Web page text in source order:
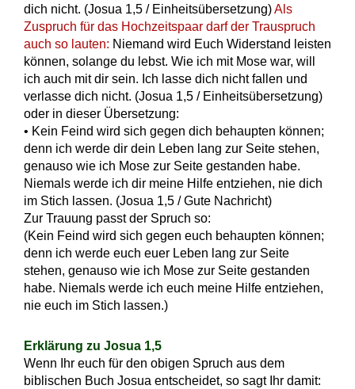
dich nicht. (Josua 1,5 / Einheitsübersetzung)Als
Zuspruch für das Hochzeitspaar darf der Trauspruch
auch so lauten: Niemand wird Euch Widerstand leisten
können, solange du lebst. Wie ich mit Mose war, will
ich auch mit dir sein. Ich lasse dich nicht fallen und
verlasse dich nicht. (Josua 1,5 / Einheitsübersetzung)
oder in dieser Übersetzung:
• Kein Feind wird sich gegen dich behaupten können;
denn ich werde dir dein Leben lang zur Seite stehen,
genauso wie ich Mose zur Seite gestanden habe.
Niemals werde ich dir meine Hilfe entziehen, nie dich
im Stich lassen. (Josua 1,5 / Gute Nachricht)
Zur Trauung passt der Spruch so:
(Kein Feind wird sich gegen euch behaupten können;
denn ich werde euch euer Leben lang zur Seite
stehen, genauso wie ich Mose zur Seite gestanden
habe. Niemals werde ich euch meine Hilfe entziehen,
nie euch im Stich lassen.)
Erklärung zu Josua 1,5
Wenn Ihr euch für den obigen Spruch aus dem
biblischen Buch Josua entscheidet, so sagt Ihr damit: